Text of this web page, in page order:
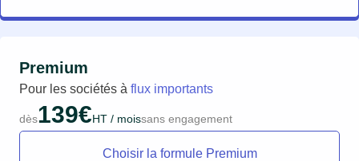
Premium
Pour les sociétés à flux importants
dès139€HT / moissans engagement
Choisir la formule Premium